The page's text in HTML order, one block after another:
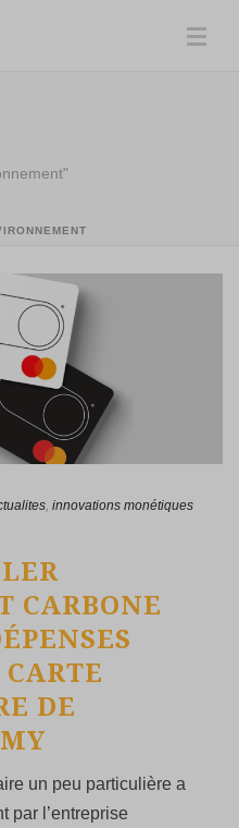
, innovations monétiques
CARBONE
DE
un peu particulière a
par l’entreprise